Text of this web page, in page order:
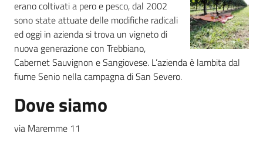
in
cifre
Agricoltura,
pesca
erano coltivati a pero e pesco, dal 2002
sono state attuate delle modifiche radicali
ed oggi in azienda si trova un vigneto di
nuova generazione con Trebbiano,
Cabernet Sauvignon e Sangiovese. L’azienda è lambita dal
fiume Senio nella campagna di San Severo.
Dove siamo
via Maremme 11